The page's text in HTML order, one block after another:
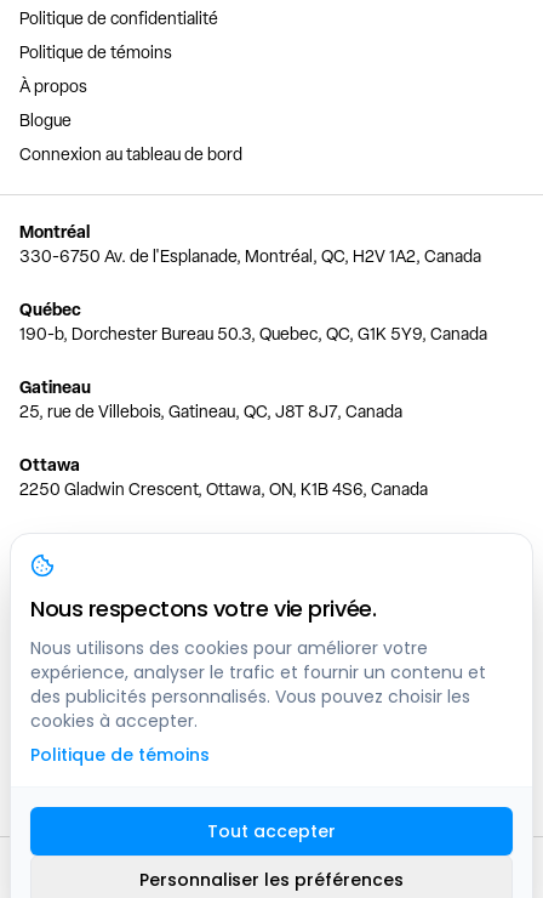
Politique de confidentialité
Politique de témoins
À propos
Blogue
Connexion au tableau de bord
Montréal
330-6750 Av. de l'Esplanade, Montréal, QC, H2V 1A2, Canada
Québec
190-b, Dorchester Bureau 50.3, Quebec, QC, G1K 5Y9, Canada
Gatineau
25, rue de Villebois, Gatineau, QC, J8T 8J7, Canada
Ottawa
2250 Gladwin Crescent, Ottawa, ON, K1B 4S6, Canada
Toronto
150 Ferrand Dr, 6th Floor, Toronto, ON, M3C 3E5, Canada
Vancouver
1200 W 73rd Ave #1415, Vancouver, BC, V6P 6G5, Canada
Calgary
444 5 Ave SW #400 Calgary, AB, T2P 2T8, Canada
2016 -2026
Plan du site
Nous respectons votre vie privée.
Nous utilisons des cookies pour améliorer votre
expérience, analyser le trafic et fournir un contenu et
des publicités personnalisés. Vous pouvez choisir les
cookies à accepter.
Politique de témoins
Tout accepter
Personnaliser les préférences